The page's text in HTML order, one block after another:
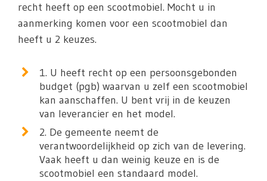
recht heeft op een scootmobiel. Mocht u in
aanmerking komen voor een scootmobiel dan
heeft u 2 keuzes.
1. U heeft recht op een persoonsgebonden
budget (pgb) waarvan u zelf een scootmobiel
kan aanschaffen. U bent vrij in de keuzen
van leverancier en het model.
2. De gemeente neemt de
verantwoordelijkheid op zich van de levering.
Vaak heeft u dan weinig keuze en is de
scootmobiel een standaard model.